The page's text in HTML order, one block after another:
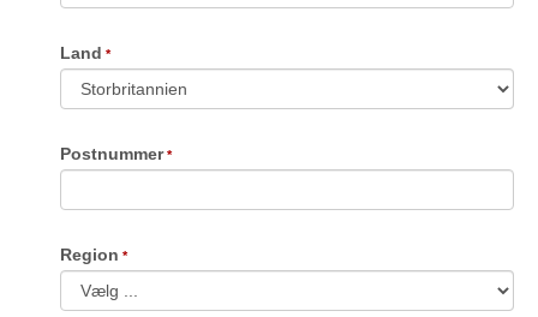
Land
Postnummer
Region